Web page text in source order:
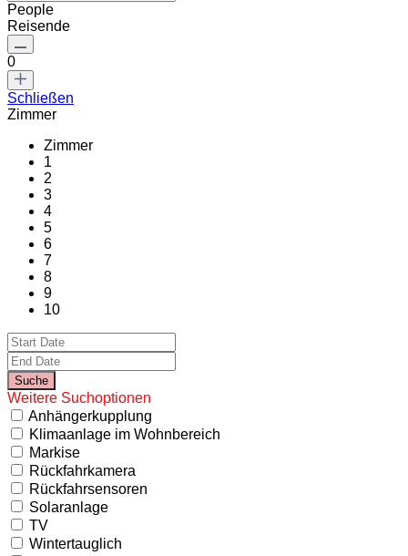
People
Reisende
0
Schließen
Zimmer
Zimmer
1
2
3
4
5
6
7
8
9
10
Weitere Suchoptionen
Anhängerkupplung
Klimaanlage im Wohnbereich
Markise
Rückfahrkamera
Rückfahrsensoren
Solaranlage
TV
Wintertauglich